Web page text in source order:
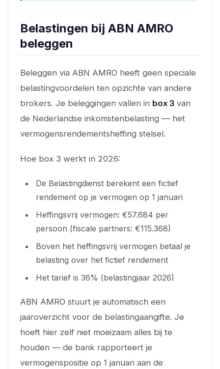
Belastingen bij ABN AMRO
beleggen
Beleggen via ABN AMRO heeft geen speciale
belastingvoordelen ten opzichte van andere
brokers. Je beleggingen vallen in box 3 van
de Nederlandse inkomstenbelasting — het
vermogensrendementsheffing stelsel.
Hoe box 3 werkt in 2026:
De Belastingdienst berekent een fictief
rendement op je vermogen op 1 januari
Heffingsvrij vermogen: €57.684 per
persoon (fiscale partners: €115.368)
Boven het heffingsvrij vermogen betaal je
belasting over het fictief rendement
Het tarief is 36% (belastingjaar 2026)
ABN AMRO stuurt je automatisch een
jaaroverzicht voor de belastingaangifte. Je
hoeft hier zelf niet moeizaam alles bij te
houden — de bank rapporteert je
vermogenspositie op 1 januari aan de